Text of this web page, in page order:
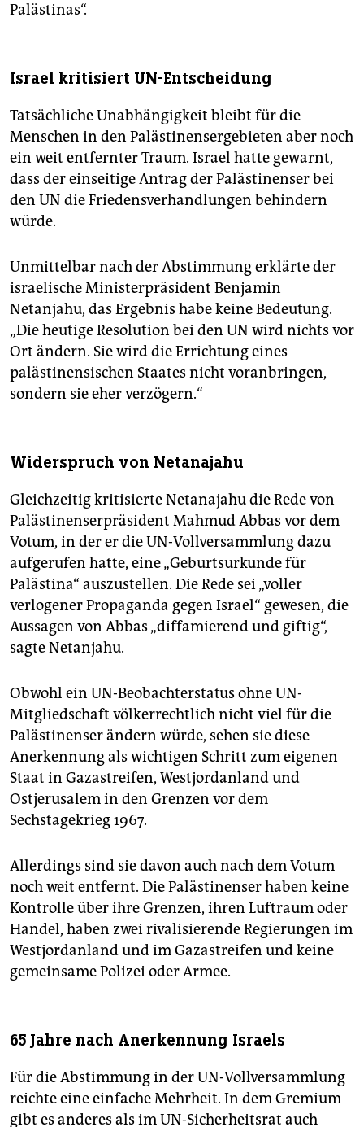
Palästinas“.
Israel kritisiert UN-Entscheidung
Tatsächliche Unabhängigkeit bleibt für die
Menschen in den Palästinensergebieten aber noch
ein weit entfernter Traum. Israel hatte gewarnt,
dass der einseitige Antrag der Palästinenser bei
den UN die Friedensverhandlungen behindern
würde.
Unmittelbar nach der Abstimmung erklärte der
israelische Ministerpräsident Benjamin
Netanjahu, das Ergebnis habe keine Bedeutung.
„Die heutige Resolution bei den UN wird nichts vor
Ort ändern. Sie wird die Errichtung eines
palästinensischen Staates nicht voranbringen,
sondern sie eher verzögern.“
Widerspruch von Netanajahu
Gleichzeitig kritisierte Netanajahu die Rede von
Palästinenserpräsident Mahmud Abbas vor dem
Votum, in der er die UN-Vollversammlung dazu
aufgerufen hatte, eine „Geburtsurkunde für
Palästina“ auszustellen. Die Rede sei „voller
verlogener Propaganda gegen Israel“ gewesen, die
Aussagen von Abbas „diffamierend und giftig“,
sagte Netanjahu.
Obwohl ein UN-Beobachterstatus ohne UN-
Mitgliedschaft völkerrechtlich nicht viel für die
Palästinenser ändern würde, sehen sie diese
Anerkennung als wichtigen Schritt zum eigenen
Staat in Gazastreifen, Westjordanland und
Ostjerusalem in den Grenzen vor dem
Sechstagekrieg 1967.
Allerdings sind sie davon auch nach dem Votum
noch weit entfernt. Die Palästinenser haben keine
Kontrolle über ihre Grenzen, ihren Luftraum oder
Handel, haben zwei rivalisierende Regierungen im
Westjordanland und im Gazastreifen und keine
gemeinsame Polizei oder Armee.
65 Jahre nach Anerkennung Israels
Für die Abstimmung in der UN-Vollversammlung
reichte eine einfache Mehrheit. In dem Gremium
gibt es anderes als im UN-Sicherheitsrat auch